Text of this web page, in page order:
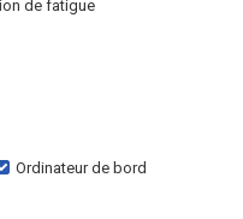
de fatigue
Ordinateur de bord